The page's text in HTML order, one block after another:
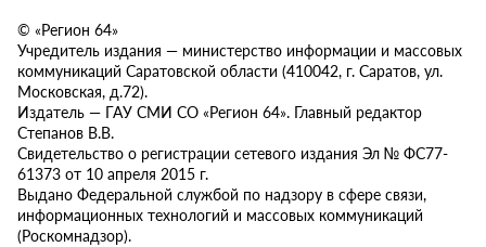
© «Регион 64»
Учредитель издания — министерство информации и массовых
коммуникаций Саратовской области (410042, г. Саратов, ул.
Московская, д.72).
Издатель — ГАУ СМИ СО «Регион 64». Главный редактор
Степанов В.В.
Свидетельство о регистрации сетевого издания Эл № ФС77-
61373 от 10 апреля 2015 г.
Выдано Федеральной службой по надзору в сфере связи,
информационных технологий и массовых коммуникаций
(Роскомнадзор).